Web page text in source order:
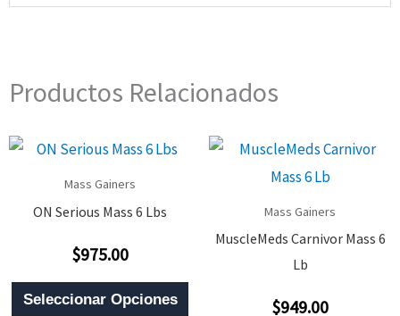
Productos Relacionados
Mass Gainers
ON Serious Mass 6 Lbs
Valorado
0
De
5
$975.00
Seleccionar Opciones
Este
Mass Gainers
MuscleMeds Carnivor Mass 6
Lb
Valorado
$949.00